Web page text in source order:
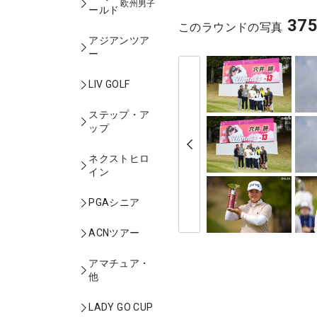
ールド
欧州男子
アジアンツア
ー
LIV GOLF
ステップ・ア
ップ
ネクストヒロ
イン
PGAシニア
ACNツアー
アマチュア・
他
LADY GO CUP
このラウンドの写真